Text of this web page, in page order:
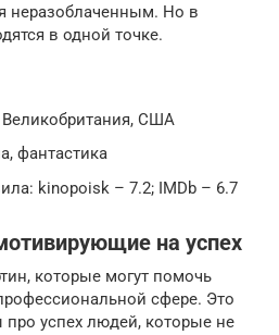
неразоблаченным. Но в
в одной точке.
США
фантастика
kinopoisk – 7.2; IMDb – 6.7
на успех
которые могут помочь
сфере. Это
успех людей, которые не